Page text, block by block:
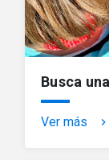
Busca
Ver más keyboard_arrow_right